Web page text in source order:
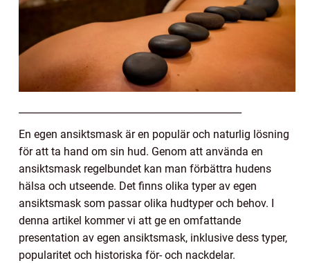
En egen ansiktsmask är en populär och naturlig lösning
för att ta hand om sin hud. Genom att använda en
ansiktsmask regelbundet kan man förbättra hudens
hälsa och utseende. Det finns olika typer av egen
ansiktsmask som passar olika hudtyper och behov. I
denna artikel kommer vi att ge en omfattande
presentation av egen ansiktsmask, inklusive dess typer,
popularitet och historiska för- och nackdelar.